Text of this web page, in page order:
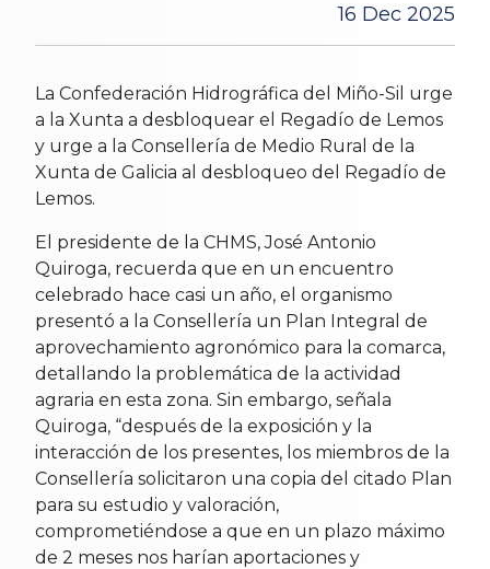
16 Dec 2025
La Confederación Hidrográfica del Miño-Sil urge
a la Xunta a desbloquear el Regadío de Lemos
y urge a la Consellería de Medio Rural de la
Xunta de Galicia al desbloqueo del Regadío de
Lemos.
El presidente de la CHMS, José Antonio
Quiroga, recuerda que en un encuentro
celebrado hace casi un año, el organismo
presentó a la Consellería un Plan Integral de
aprovechamiento agronómico para la comarca,
detallando la problemática de la actividad
agraria en esta zona. Sin embargo, señala
Quiroga, “después de la exposición y la
interacción de los presentes, los miembros de la
Consellería solicitaron una copia del citado Plan
para su estudio y valoración,
comprometiéndose a que en un plazo máximo
de 2 meses nos harían aportaciones y